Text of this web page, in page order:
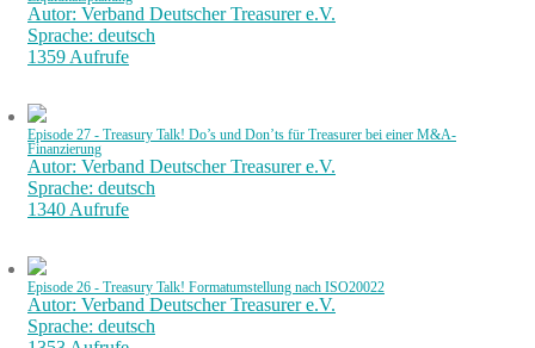
Autor: Verband Deutscher Treasurer e.V.
Sprache: deutsch
1359 Aufrufe
Episode 27 - Treasury Talk! Do’s und Don’ts für Treasurer bei einer M&A-
Finanzierung
Autor: Verband Deutscher Treasurer e.V.
Sprache: deutsch
1340 Aufrufe
Episode 26 - Treasury Talk! Formatumstellung nach ISO20022
Autor: Verband Deutscher Treasurer e.V.
Sprache: deutsch